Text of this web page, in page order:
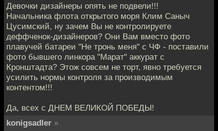
Девочки дизайнеры опять не подвели!!!
Начальника флота открытого моря Клим Саныч
Цусимский, ну зачем Вы не контролируете
деффченок-дизайнеров? Они Вам вместо фото
плавучей батареи "Не тронь меня" с ЧФ - поставили
фото бывшего линкора "Марат" аккурат с
Кронштадта? Этож совсем не торт, явно требуется
усилить нормы контроля за производимым
контентом!!!
Да, всех с ДНЕМ ВЕЛИКОЙ ПОБЕДЫ!
konigsadler »